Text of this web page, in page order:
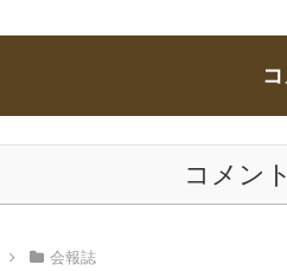
コメン
会報誌